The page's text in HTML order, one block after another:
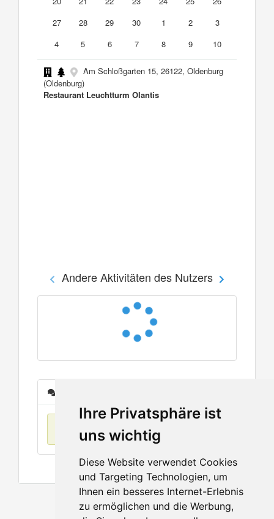
Ihre Privatsphäre ist
uns wichtig
Diese Website verwendet Cookies
und Targeting Technologien, um
Ihnen ein besseres Internet-Erlebnis
zu ermöglichen und die Werbung,
27
28 29 30 1 2
3
4
5 6 7 8 9 10
Am Schloßgarten 15, 26122, Oldenburg
(Oldenburg)
Restaurant Leuchtturm Olantis
Andere Aktivitäten des Nutzers
Keine Einträge